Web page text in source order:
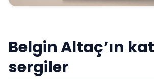
Belgin Altaç’ın
sergiler